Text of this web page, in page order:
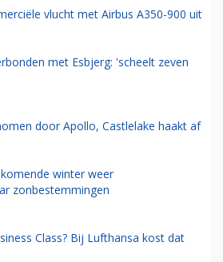
vlucht met Airbus A350-900 uit
met Esbjerg: 'scheelt zeven
door Apollo, Castlelake haakt af
winter weer
zonbestemmingen
Class? Bij Lufthansa kost dat